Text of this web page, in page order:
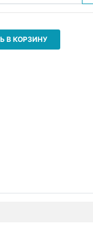
В КОРЗИНУ